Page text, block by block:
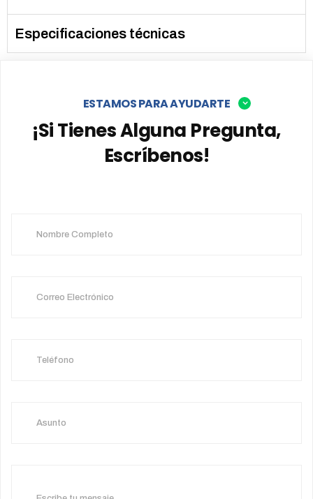
Especificaciones técnicas
ESTAMOS PARA AYUDARTE
¡Si Tienes Alguna Pregunta,
Escríbenos!